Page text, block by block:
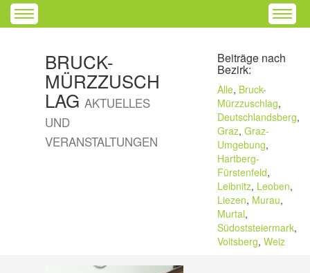
BRUCK-
MÜRZZUSCH
LAG AKTUELLES
UND
VERANSTALTUNGEN
Beiträge nach
Bezirk:
Alle, Bruck-
Mürzzuschlag,
Deutschlandsberg,
Graz, Graz-
Umgebung,
Hartberg-
Fürstenfeld,
Leibnitz, Leoben,
Liezen, Murau,
Murtal,
Südoststeiermark,
Voitsberg, Weiz